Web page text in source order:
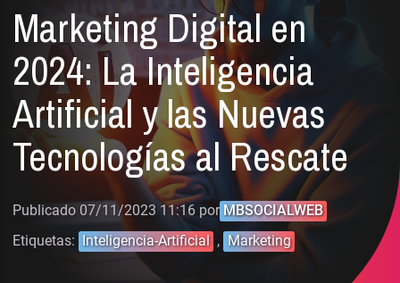
Marketing Digital en
2024: La Inteligencia
Artificial y las Nuevas
Tecnologías al Rescate
Publicado 07/11/2023 11:16 por MBSOCIALWEB
Etiquetas: Inteligencia-Artificial , Marketing